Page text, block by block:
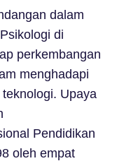
dalam
di
perkembangan
menghadapi
Upaya
Pendidikan
oleh empat